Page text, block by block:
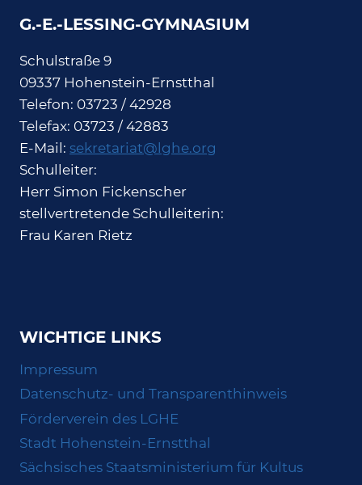
G.-E.-LESSING-GYMNASIUM
Schulstraße 9
09337 Hohenstein-Ernstthal
Telefon: 03723 / 42928
Telefax: 03723 / 42883
E-Mail: sekretariat@lghe.org
Schulleiter:
Herr Simon Fickenscher
stellvertretende Schulleiterin:
Frau Karen Rietz
WICHTIGE LINKS
Impressum
Datenschutz- und Transparenthinweis
Förderverein des LGHE
Stadt Hohenstein-Ernstthal
Sächsisches Staatsministerium für Kultus